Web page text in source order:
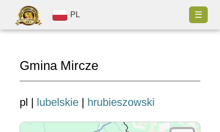
PL ☰
Gmina Mircze
pl | lubelskie | hrubieszowski